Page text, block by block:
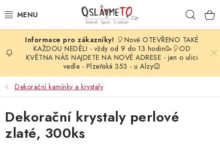
na
OSLAVA NAROZENIN
STYLOVÁ PARTY
DEKORACE A VÝZDOBA
BALÓNKY
KARNEVALOVÉ KOSTÝMY
🎈Nově OTEVŘENO TAKÉ
KAŽDOU NEDĚLI - vždy od 9 do 13 hodin🥳🎈OD
KVĚTNA NÁS NAJDETE NA NOVÉ ADRESE - jen o ulici
vedle - Plzeňská 353 - u Alzy😉
Dekorační kamínky a krystaly
Dekorační krystaly perlové
zlaté, 300ks